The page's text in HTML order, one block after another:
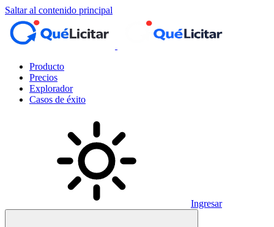
Saltar al contenido principal
Producto
Precios
Explorador
Casos de éxito
Ingresar